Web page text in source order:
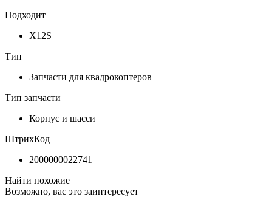
Подходит
X12S
Тип
Запчасти для квадрокоптеров
Тип запчасти
Корпус и шасси
ШтрихКод
2000000022741
Найти похожие
Возможно, вас это заинтересует